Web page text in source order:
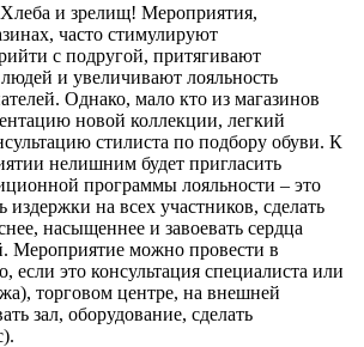
Хлеба и зрелищ! Мероприятия,
часто стимулируют
с подругой, притягивают
и увеличивают лояльность
Однако, мало кто из магазинов
новой коллекции, легкий
стилиста по подбору обуви. К
нелишним будет пригласить
программы лояльности – это
издержки на всех участников, сделать
насыщеннее и завоевать сердца
Мероприятие можно провести в
если это консультация специалиста или
торговом центре, на внешней
зал, оборудование, сделать